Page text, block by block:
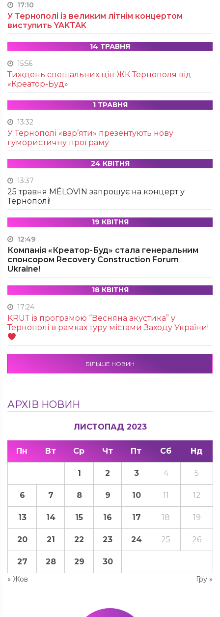
17:10
У Тернополі із великим літнім концертом
виступить YAKTAK
14 ТРАВНЯ
15:56
Тиждень спеціальних цін ЖК Тернополя від
«Креатор-Буд»
1 ТРАВНЯ
13:32
У Тернополі «вар’яти» презентують нову
гумористичну програму
24 КВІТНЯ
13:37
25 травня MÉLOVIN запрошує на концерт у
Тернополі!
19 КВІТНЯ
12:49
Компанія «Креатор-Буд» стала генеральним
спонсором Recovery Construction Forum
Ukraine!
18 КВІТНЯ
17:24
KRUТ із програмою “Весняна акустика” у
Тернополі в рамках туру містами Заходу України!
БІЛЬШЕ НОВИН
АРХІВ НОВИН
ЛИСТОПАД 2023
Пн Вт Ср Чт Пт Сб Нд
« Жов Гру »
1 2 3 4 5
6 7 8 9 10 11 12
13 14 15 16 17 18 19
20 21 22 23 24 25 26
27 28 29 30